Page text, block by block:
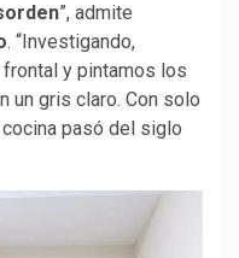
”, admite
. “Investigando,
y pintamos los
un gris claro. Con solo
pasó del siglo